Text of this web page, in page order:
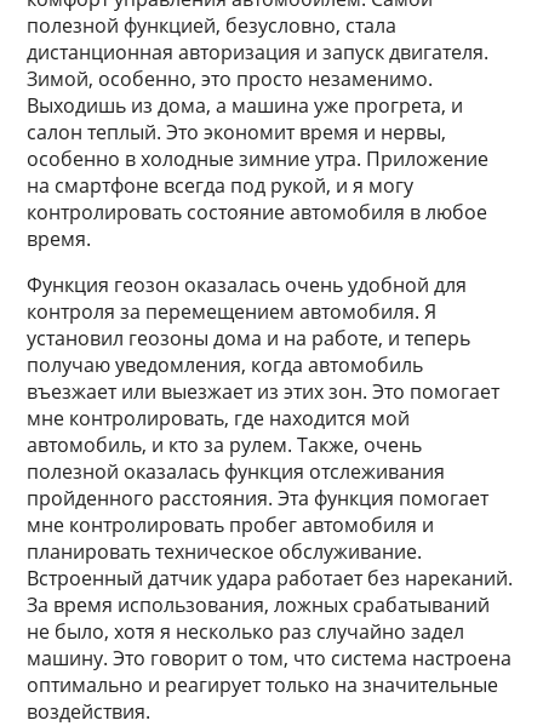
полезной функцией, безусловно, стала
дистанционная авторизация и запуск двигателя.
Зимой, особенно, это просто незаменимо.
Выходишь из дома, а машина уже прогрета, и
салон теплый. Это экономит время и нервы,
особенно в холодные зимние утра. Приложение
на смартфоне всегда под рукой, и я могу
контролировать состояние автомобиля в любое
время.
Функция геозон оказалась очень удобной для
контроля за перемещением автомобиля. Я
установил геозоны дома и на работе, и теперь
получаю уведомления, когда автомобиль
въезжает или выезжает из этих зон. Это помогает
мне контролировать, где находится мой
автомобиль, и кто за рулем. Также, очень
полезной оказалась функция отслеживания
пройденного расстояния. Эта функция помогает
мне контролировать пробег автомобиля и
планировать техническое обслуживание.
Встроенный датчик удара работает без нареканий.
За время использования, ложных срабатываний
не было, хотя я несколько раз случайно задел
машину. Это говорит о том, что система настроена
оптимально и реагирует только на значительные
воздействия.